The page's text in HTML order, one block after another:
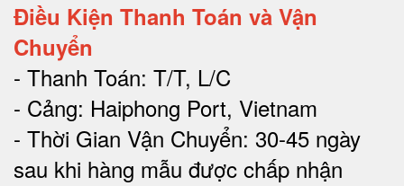
Điều Kiện Thanh Toán và Vận
Chuyển
- Thanh Toán: T/T, L/C
- Cảng: Haiphong Port, Vietnam
- Thời Gian Vận Chuyển: 30-45 ngày
sau khi hàng mẫu được chấp nhận